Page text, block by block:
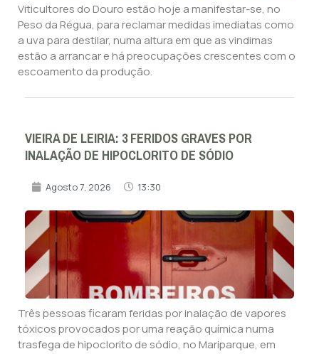
Viticultores do Douro estão hoje a manifestar-se, no
Peso da Régua, para reclamar medidas imediatas como
a uva para destilar, numa altura em que as vindimas
estão a arrancar e há preocupações crescentes com o
escoamento da produção.
VIEIRA DE LEIRIA: 3 FERIDOS GRAVES POR
INALAÇÃO DE HIPOCLORITO DE SÓDIO
Agosto 7, 2026 13:30
Três pessoas ficaram feridas por inalação de vapores
tóxicos provocados por uma reação química numa
trasfega de hipoclorito de sódio, no Mariparque, em